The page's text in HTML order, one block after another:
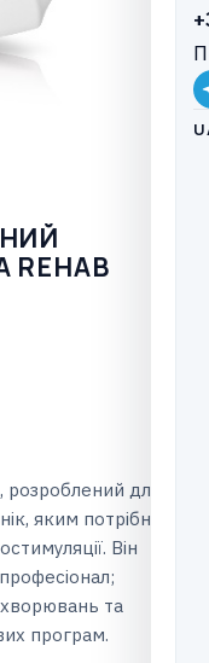
REHAB
для
яким потрібна
Він
та
програм.